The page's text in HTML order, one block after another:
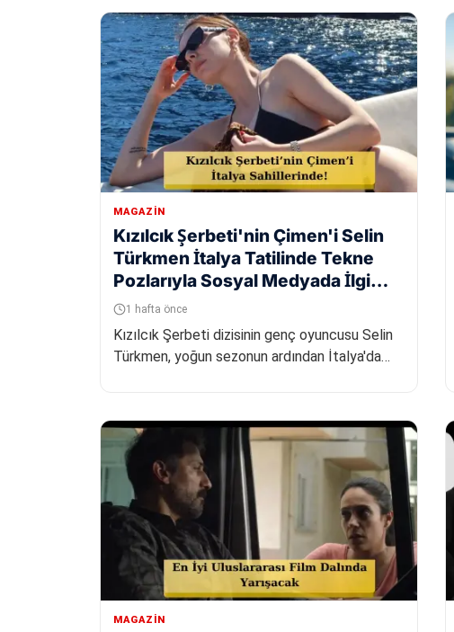
MAGAZIN
Kızılcık Şerbeti'nin Çimen'i Selin
Türkmen İtalya Tatilinde Tekne
Pozlarıyla Sosyal Medyada İlgi
Gördü
1 hafta önce
Kızılcık Şerbeti dizisinin genç oyuncusu Selin
Türkmen, yoğun sezonun ardından İtalya'da
MAGAZIN